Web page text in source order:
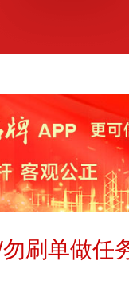
刷单做任